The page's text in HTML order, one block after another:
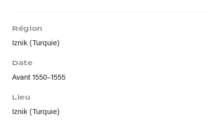
Région
Iznik (Turquie)
Date
Avant 1550–1555
Lieu
Iznik (Turquie)